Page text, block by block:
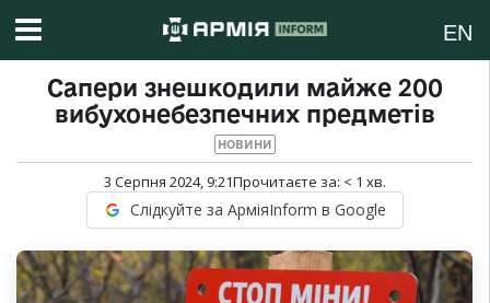
EN
Сапери знешкодили майже 200
вибухонебезпечних предметів
НОВИНИ
3 Серпня 2024, 9:21Прочитаєте за: < 1 хв.
Слідкуйте за АрміяInform в Google